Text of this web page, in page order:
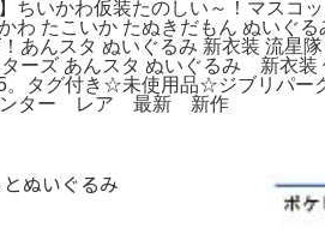
品】ちいかわ仮装たのしい～
たこいか たぬきだもん ぬいぐ
あんスタ ぬいぐるみ 新衣装 流星
ーズ あんスタ ぬいぐるみ 新衣
。タグ付き☆未使用品☆ジブリ
ンター レア 最新 新作